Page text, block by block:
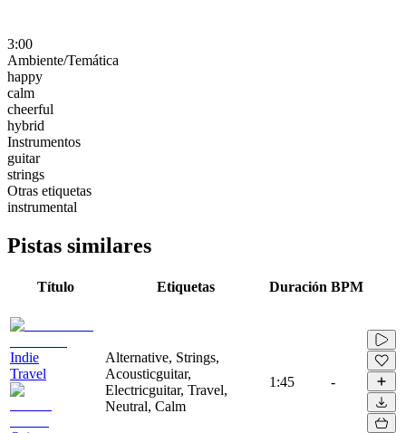
3:00
Ambiente/Temática
happy
calm
cheerful
hybrid
Instrumentos
guitar
strings
Otras etiquetas
instrumental
Pistas similares
Título Etiquetas Duración BPM
Indie
Travel
Alternative, Strings,
Acousticguitar,
Electricguitar, Travel,
Neutral, Calm
1:45 -